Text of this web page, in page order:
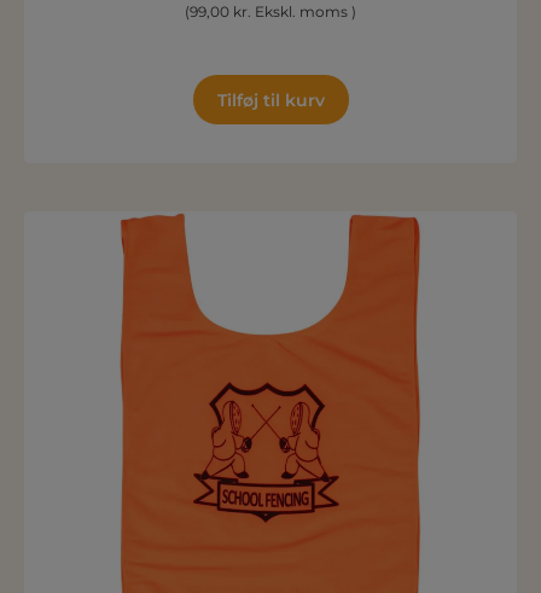
(99,00 kr. Ekskl. moms )
Tilføj til kurv